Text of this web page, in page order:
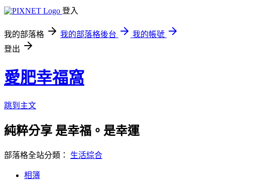
登入
我的部落格 我的部落格後台
我的帳號
登出
愛肥幸福窩
跳到主文
純粹分享 是幸福。是幸運
部落格全站分類： 生活綜合
相簿